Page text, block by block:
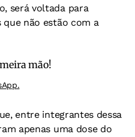
será voltada para
que não estão com a
mão!
entre integrantes dessa
apenas uma dose do